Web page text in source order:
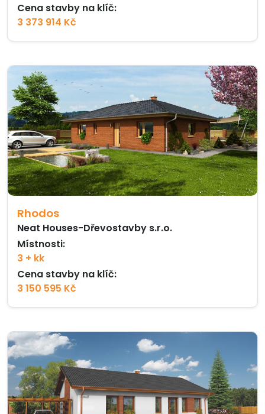
Cena stavby na klíč:
3 373 914 Kč
Rhodos
Neat Houses-Dřevostavby s.r.o.
Místnosti:
3 + kk
Cena stavby na klíč:
3 150 595 Kč